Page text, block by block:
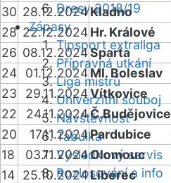
Dresy 2018/19
Zápasy
Tipsport extraliga
Přípravná utkání
Liga mistrů
Univerzitní souboj
Návštěvnost
Tabulka
Výsledkový servis
Rozlosování a info
30 28.12.2024Kladno
28 22.12.2024Hr. Králové
26 08.12.2024Sparta
24
01.12.2024Ml. Boleslav
23
29.11.2024Vítkovice
22
24.11.2024Č.Budějovice
20
17.11.2024Pardubice
18
03.11.2024Olomouc
14 25.10.2024Liberec